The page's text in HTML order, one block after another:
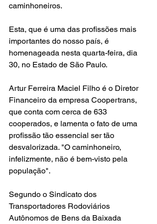
caminhoneiros.
Esta, que é uma das profissões mais
importantes do nosso país, é
homenageada nesta quarta-feira, dia
30, no Estado de São Paulo.
Artur Ferreira Maciel Filho é o Diretor
Financeiro da empresa Coopertrans,
que conta com cerca de 633
cooperados, e lamenta o fato de uma
profissão tão essencial ser tão
desvalorizada. "O caminhoneiro,
infelizmente, não é bem-visto pela
população".
Segundo o Sindicato dos
Transportadores Rodoviários
Autônomos de Bens da Baixada